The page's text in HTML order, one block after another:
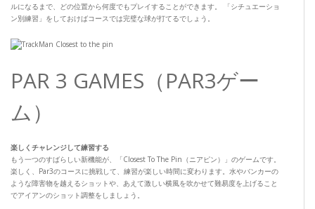
ルになるまで、どの位置から何度でもプレイすることができます。 「シチュエーショ
ン別練習」をしておけばコースでは完璧な球が打てるでしょう。
PAR 3 GAMES（PAR3ゲー
ム）
楽しくチャレンジして練習する
もう一つのすばらしい新機能が、「Closest To The Pin（ニアピン）」のゲームです。
楽しく、Par3のコースに挑戦して、練習が楽しい時間に変わります。水やバンカーの
ような障害物を越えるショットや、あえて激しい横風を吹かせて難易度を上げること
でアイアンのショット調整をしましょう。